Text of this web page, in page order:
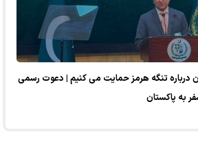
درباره تنگه هرمز حمایت می کنیم | دعوت رسمی
به پاکستان